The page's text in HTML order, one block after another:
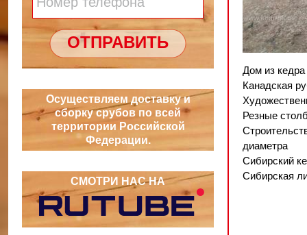
ОТПРАВИТЬ
Осуществляем доставку и
сборку срубов по всей
территории Российской
Федерации.
СМОТРИ НАС НА
Дом из кедра
Канадская
Резные
диаметра
Сибирский
Сибирская